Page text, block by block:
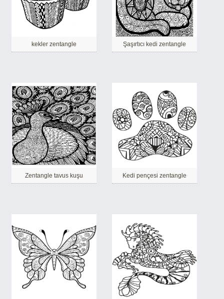
kekler zentangle Şaşırtıcı kedi zentangle
Zentangle tavus kuşu Kedi pençesi zentangle